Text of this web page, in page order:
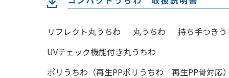
リフレクト丸うちわ 丸うちわ
持ち手つき
UVチェック機能付き丸うちわ
ポリうちわ（再生PPポリうちわ 再生PP骨対応